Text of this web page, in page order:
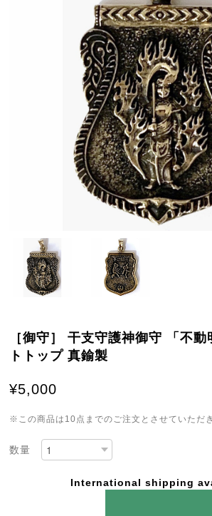
［御守］ 干支守護神御守 「不
トトップ 真鍮製
¥5,000
※この商品は10点までのご注文とさせていただ
数量
International shipping